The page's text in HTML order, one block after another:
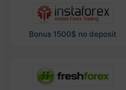
Bonus 1500$ no deposit